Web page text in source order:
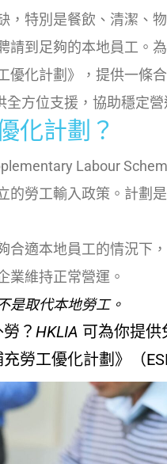
，特別是餐飲、清潔、
請到足夠的本地員工。
優化計劃》，提供一條
方位支援，協助穩定
化計劃？
Labour
的勞工輸入政策。計劃
合適本地員工的情況下
業維持正常營運。
是取代本地勞工。
？ HKLIA 可為你提供
勞工優化計劃》（